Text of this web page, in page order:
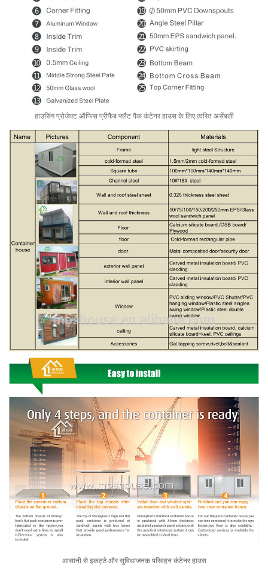
हाउसिंग प्रोजेक्ट ऑफिस प्रीफैब फ्लैट पैक कंटेनर हाउस के लिए त्वरित असेंबली
आसानी से इकट्ठे और सुविधाजनक परिवहन कंटेनर हाउस